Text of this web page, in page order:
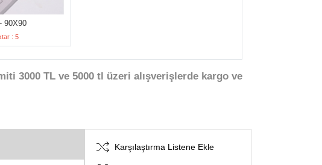
90X90
: 5
3000 TL ve 5000 tl üzeri alışverişlerde kargo ve
Karşılaştırma Listene Ekle